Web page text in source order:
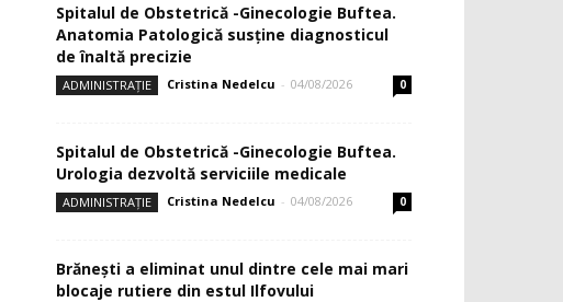
Spitalul de Obstetrică -Ginecologie Buftea.
Anatomia Patologică susţine diagnosticul
de înaltă precizie
ADMINISTRAȚIE Cristina Nedelcu - 04/08/2026 0
Spitalul de Obstetrică -Ginecologie Buftea.
Urologia dezvoltă serviciile medicale
ADMINISTRAȚIE Cristina Nedelcu - 04/08/2026 0
Brănești a eliminat unul dintre cele mai mari
blocaje rutiere din estul Ilfovului